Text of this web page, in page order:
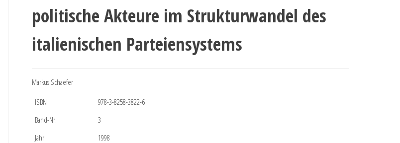
politische Akteure im Strukturwandel des
italienischen Parteiensystems
Markus Schaefer
ISBN
978-3-8258-3822-6
Band-Nr.
3
Jahr
1998